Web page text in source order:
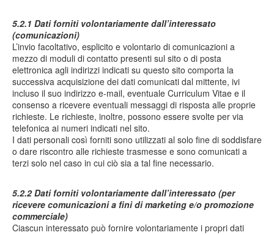
5.2.1 Dati forniti volontariamente dall’interessato
(comunicazioni)
L’invio facoltativo, esplicito e volontario di comunicazioni a
mezzo di moduli di contatto presenti sul sito o di posta
elettronica agli indirizzi indicati su questo sito comporta la
successiva acquisizione dei dati comunicati dal mittente, ivi
incluso il suo indirizzo e-mail, eventuale Curriculum Vitae e il
consenso a ricevere eventuali messaggi di risposta alle proprie
richieste. Le richieste, inoltre, possono essere svolte per via
telefonica ai numeri indicati nel sito.
I dati personali così forniti sono utilizzati al solo fine di soddisfare
o dare riscontro alle richieste trasmesse e sono comunicati a
terzi solo nel caso in cui ciò sia a tal fine necessario.
5.2.2 Dati forniti volontariamente dall’interessato (per
ricevere comunicazioni a fini di marketing e/o promozione
commerciale)
Ciascun interessato può fornire volontariamente i propri dati